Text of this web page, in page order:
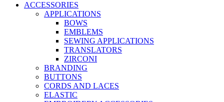
ACCESSORIES
APPLICATIONS
BOWS
EMBLEMS
SEWING APPLICATIONS
TRANSLATORS
ZIRCONI
BRANDING
BUTTONS
CORDS AND LACES
ELASTIC